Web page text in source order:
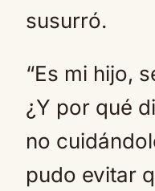
susurró.
“Es mi hijo,
¿Y por qué
no
pudo evitar